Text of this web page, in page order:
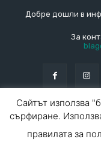
Добре дошли в
За
За контакти
За
Сайтът използва
сърфиране.
правилата за